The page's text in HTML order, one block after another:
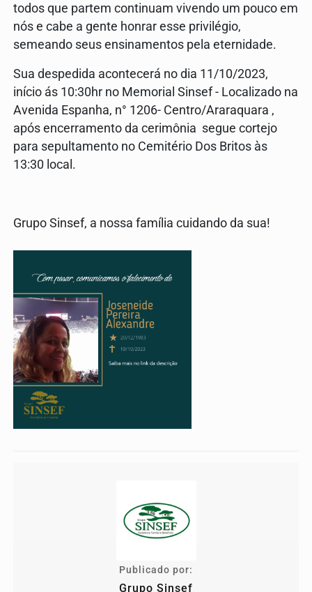
todos que partem continuam vivendo um pouco em
nós e cabe a gente honrar esse privilégio,
semeando seus ensinamentos pela eternidade.
Sua despedida acontecerá no dia 11/10/2023,
início ás 10:30hr no Memorial Sinsef - Localizado na
Avenida Espanha, n° 1206- Centro/Araraquara ,
após encerramento da cerimônia segue cortejo
para sepultamento no Cemitério Dos Britos às
13:30 local.
Grupo Sinsef, a nossa família cuidando da sua!
Publicado por:
Grupo Sinsef